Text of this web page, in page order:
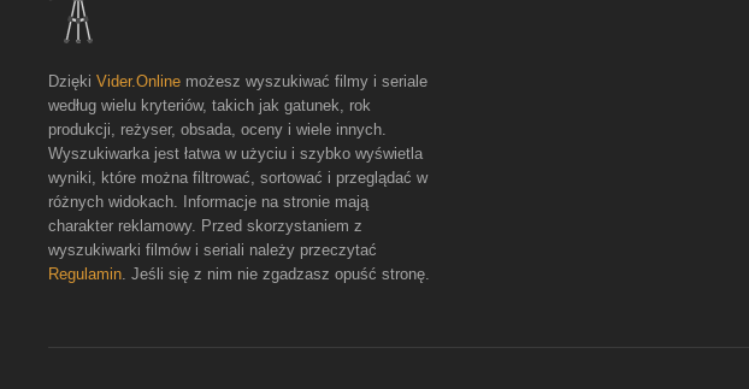
Dzięki Vider.Online możesz wyszukiwać filmy i seriale
według wielu kryteriów, takich jak gatunek, rok
produkcji, reżyser, obsada, oceny i wiele innych.
Wyszukiwarka jest łatwa w użyciu i szybko wyświetla
wyniki, które można filtrować, sortować i przeglądać w
różnych widokach. Informacje na stronie mają
charakter reklamowy. Przed skorzystaniem z
wyszukiwarki filmów i seriali należy przeczytać
Regulamin. Jeśli się z nim nie zgadzasz opuść stronę.